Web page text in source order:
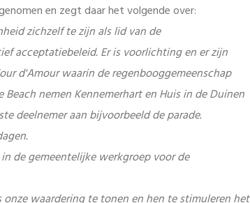
en zegt daar het volgende over:
zichzelf te zijn als lid van de
acceptatiebeleid. Er is voorlichting en er zijn
d'Amour waarin de regenbooggemeenschap
nemen Kennemerhart en Huis in de Duinen
deelnemer aan bijvoorbeeld de parade.
de gemeentelijke werkgroep voor de